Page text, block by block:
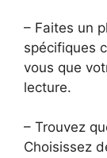
– Faites un
spécifiques
vous que
lecture.
– Trouvez
Choisissez